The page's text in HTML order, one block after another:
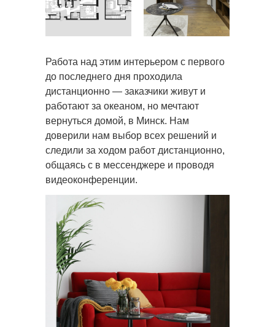
Работа над этим интерьером с первого
до последнего дня проходила
дистанционно — заказчики живут и
работают за океаном, но мечтают
вернуться домой, в Минск. Нам
доверили нам выбор всех решений и
следили за ходом работ дистанционно,
общаясь с в мессенджере и проводя
видеоконференции.